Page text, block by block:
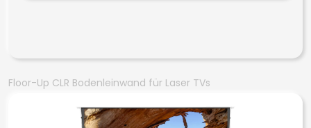
Floor-Up CLR Bodenleinwand für Laser TVs